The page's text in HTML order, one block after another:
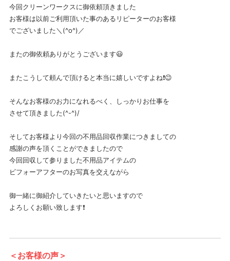
今回クリーンワークスに御依頼頂きました
お客様は以前ご利用頂いた事のあるリピーターのお客様
でございました＼(^o^)／
またの御依頼ありがとうございます😃
またこうして頼んで頂けると本当に嬉しいですよね❗😉
そんなお客様のお力になれるべく、しっかりお仕事を
させて頂きました(^-^)/
そしてお客様より今回の不用品回収作業につきましての
感謝の声を頂くことができましたので
今回回収して参りました不用品アイテムの
ビフォーアフターのお写真を交えながら
御一緒に御紹介していきたいと思いますので
よろしくお願い致します❗
＜お客様の声＞